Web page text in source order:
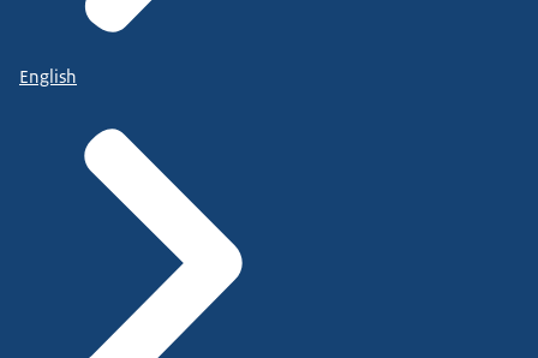
English